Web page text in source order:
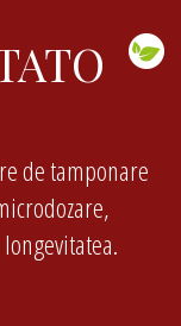
de tamponare